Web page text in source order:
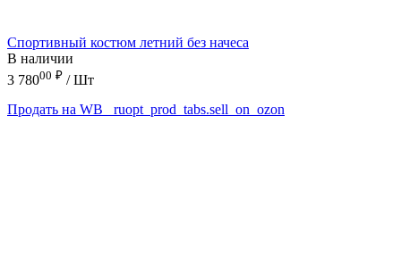
Спортивный костюм летний без начеса
В наличии
3 78000 ₽ / Шт
Продать на WB
_ruopt_prod_tabs.sell_on_ozon